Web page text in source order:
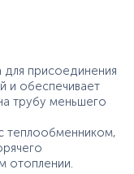
для присоединения
и обеспечивает
трубу меньшего
теплообменником,
отоплении.